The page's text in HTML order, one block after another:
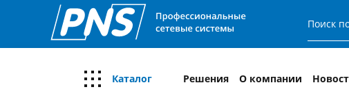
Каталог Решения О компании